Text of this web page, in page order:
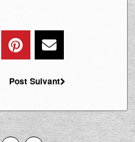
Post Suivant